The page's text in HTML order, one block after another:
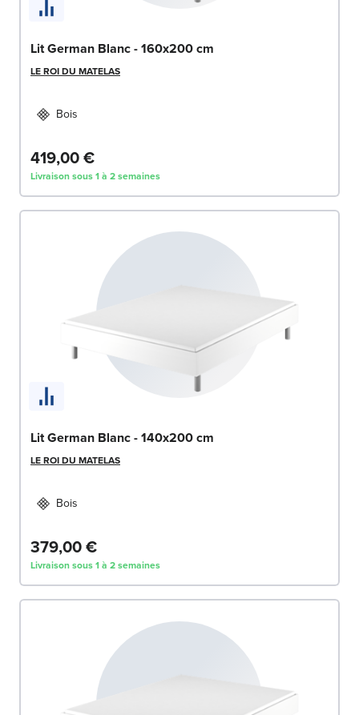
Lit German Blanc - 160x200 cm
LE ROI DU MATELAS
Bois
419,00 €
Livraison sous 1 à 2 semaines
Lit German Blanc - 140x200 cm
LE ROI DU MATELAS
Bois
379,00 €
Livraison sous 1 à 2 semaines